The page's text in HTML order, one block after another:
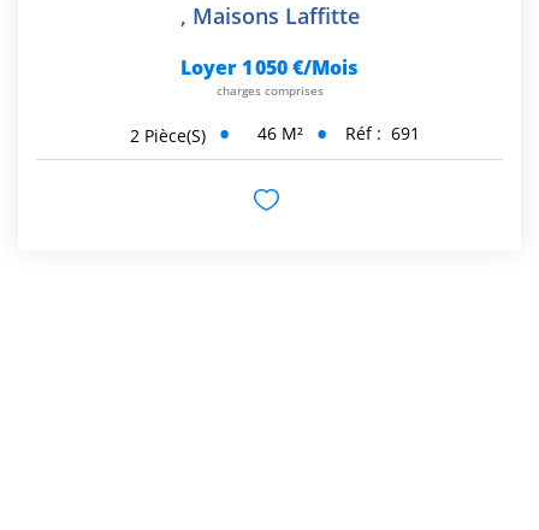
, Maisons Laffitte
Loyer 1 050 €/mois
charges comprises
2 Pièce(s) 46 M² Réf : 691